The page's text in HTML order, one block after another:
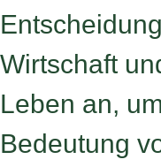
Wirtschaft
Leben an,
Bedeutung